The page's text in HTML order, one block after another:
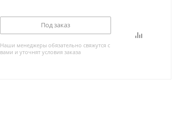
Под заказ
Наши менеджеры обязательно свяжутся с
вами и уточнят условия заказа